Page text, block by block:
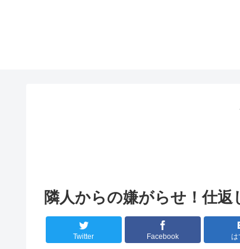
隣人からの嫌がらせ！仕
Twitter Facebook は